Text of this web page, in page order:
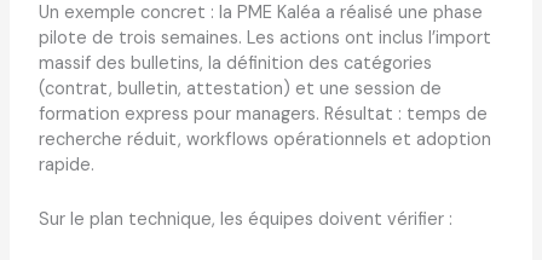
Un exemple concret : la PME Kaléa a réalisé une phase
pilote de trois semaines. Les actions ont inclus l’import
massif des bulletins, la définition des catégories
(contrat, bulletin, attestation) et une session de
formation express pour managers. Résultat : temps de
recherche réduit, workflows opérationnels et adoption
rapide.
Sur le plan technique, les équipes doivent vérifier :